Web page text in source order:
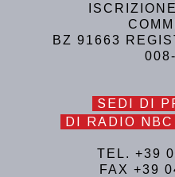
BZ 91663
SEDI DI
DI RADIO
TEL. +39
FAX +39